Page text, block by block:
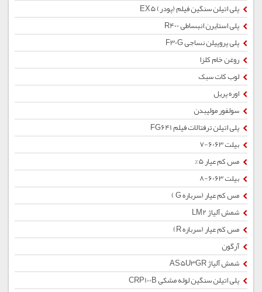
پلی اتیلن سنگین فیلم (پودر) EX5
پلی استایرن انبساطی R400
پلی پروپیلن نساجی F30G
روغن خام کلزا
لوب کات سبک
اوره پریل
سولفور مولیبدن
پلی اتیلن ترفتالات فیلم FG641
بیلت 6063-7
مس کم عیار 5%
بیلت 6063-8
مس کم عیار (سرباره G )
شمش آلیاژ LM2
مس کم عیار (سرباره R)
آرگون
شمش آلیاژ AS5U3GR
پلی اتیلن سنگین لوله مشکی CRP100B